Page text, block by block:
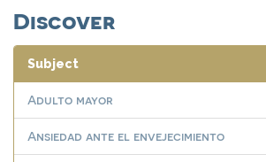
Discover
Subject
Adulto mayor
Ansiedad ante el envejecimiento